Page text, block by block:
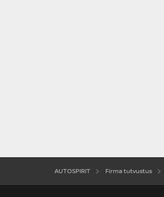
AUTOSPIRIT Firma tutvustus